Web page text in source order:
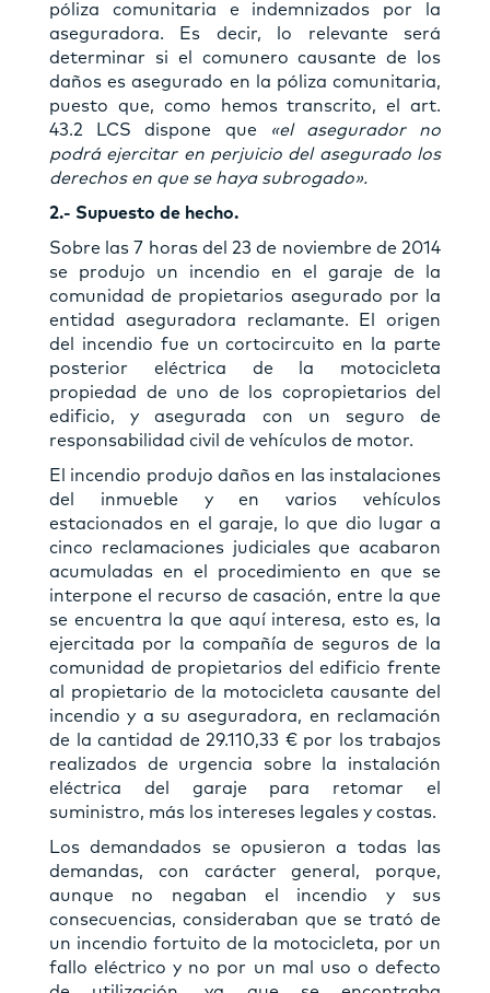
póliza comunitaria e indemnizados por la
aseguradora. Es decir, lo relevante será
determinar si el comunero causante de los
daños es asegurado en la póliza comunitaria,
puesto que, como hemos transcrito, el art.
43.2 LCS dispone que «el asegurador no
podrá ejercitar en perjuicio del asegurado los
derechos en que se haya subrogado».
2.- Supuesto de hecho.
Sobre las 7 horas del 23 de noviembre de 2014
se produjo un incendio en el garaje de la
comunidad de propietarios asegurado por la
entidad aseguradora reclamante. El origen
del incendio fue un cortocircuito en la parte
posterior eléctrica de la motocicleta
propiedad de uno de los copropietarios del
edificio, y asegurada con un seguro de
responsabilidad civil de vehículos de motor.
El incendio produjo daños en las instalaciones
del inmueble y en varios vehículos
estacionados en el garaje, lo que dio lugar a
cinco reclamaciones judiciales que acabaron
acumuladas en el procedimiento en que se
interpone el recurso de casación, entre la que
se encuentra la que aquí interesa, esto es, la
ejercitada por la compañía de seguros de la
comunidad de propietarios del edificio frente
al propietario de la motocicleta causante del
incendio y a su aseguradora, en reclamación
de la cantidad de 29.110,33 € por los trabajos
realizados de urgencia sobre la instalación
eléctrica del garaje para retomar el
suministro, más los intereses legales y costas.
Los demandados se opusieron a todas las
demandas, con carácter general, porque,
aunque no negaban el incendio y sus
consecuencias, consideraban que se trató de
un incendio fortuito de la motocicleta, por un
fallo eléctrico y no por un mal uso o defecto